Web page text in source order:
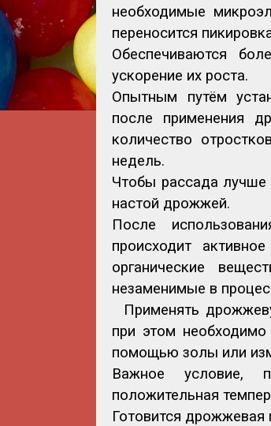
необходимые
переносится
Обеспечиваются
ускорение их роста.
Опытным путём
после применения
количество
недель.
Чтобы рассада лучше
настой дрожжей.
После
происходит
органические
незаменимые в
Применять
при этом
помощью золы или
Важное условие,
положительная
Готовится